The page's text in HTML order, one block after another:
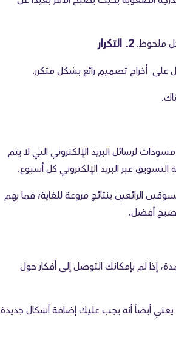
ملحوظ. 2. التكرار
على أخراج تصميم رائع بشكل متكرر.
لرسائل البريد الإلكتروني التي لا يتم
عبر البريد الإلكتروني كل أسبوع.
الرائعين بنتائج مروعة للغاية؛ فما يهم
أفضل.
لم بإمكانك التوصل إلى أفكار حول
يعني أيضاً أنه يجب عليك إضافة أشكال جديدة